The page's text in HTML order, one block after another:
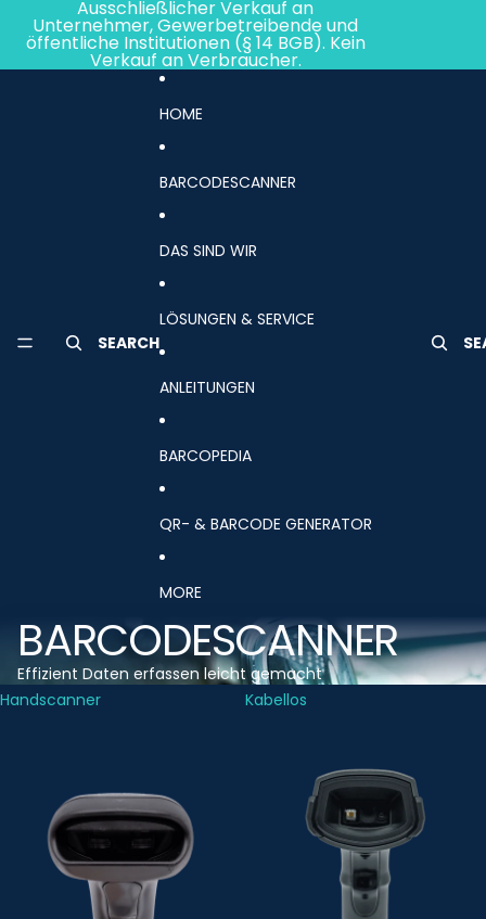
Ausschließlicher Verkauf an
Unternehmer, Gewerbetreibende und
öffentliche Institutionen (§ 14 BGB). Kein
Verkauf an Verbraucher.
SEARCH
HOME
BARCODESCANNER
DAS SIND WIR
LÖSUNGEN & SERVICE
ANLEITUNGEN
BARCOPEDIA
QR- & BARCODE GENERATOR
MORE
BARCODESCANNER
Effizient Daten erfassen leicht gemacht
Handscanner
Kabellos